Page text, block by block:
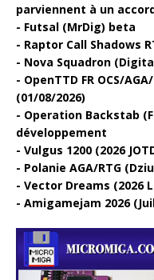
parviennent à un
Futsal (MrDig) beta
Raptor Call Shadows
Nova Squadron
OpenTTD FR OCS/
(01/08/2026)
Operation Backstab
développement
Vulgus 1200 (2026
Polanie AGA/RTG
Vector Dreams (2026
Amigamejam 2026